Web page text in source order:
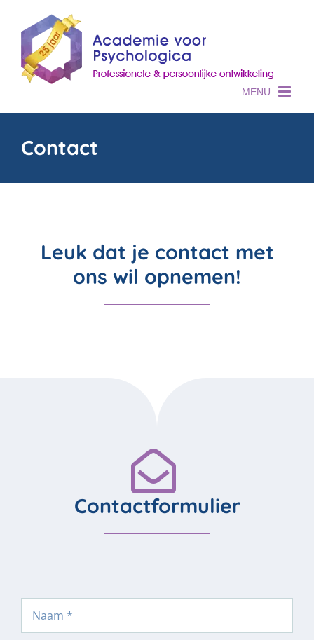
content
Contact
Leuk dat je contact met
ons wil opnemen!
Contactformulier